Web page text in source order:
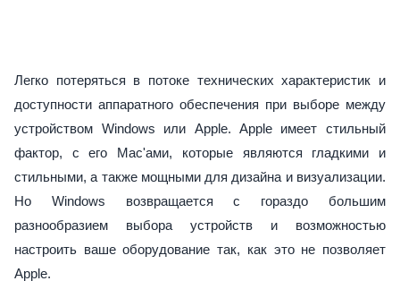
Легко потеряться в потоке технических характеристик и
доступности аппаратного обеспечения при выборе между
устройством Windows или Apple. Apple имеет стильный
фактор, с его Mac'ами, которые являются гладкими и
стильными, а также мощными для дизайна и визуализации.
Но Windows возвращается с гораздо большим
разнообразием выбора устройств и возможностью
настроить ваше оборудование так, как это не позволяет
Apple.